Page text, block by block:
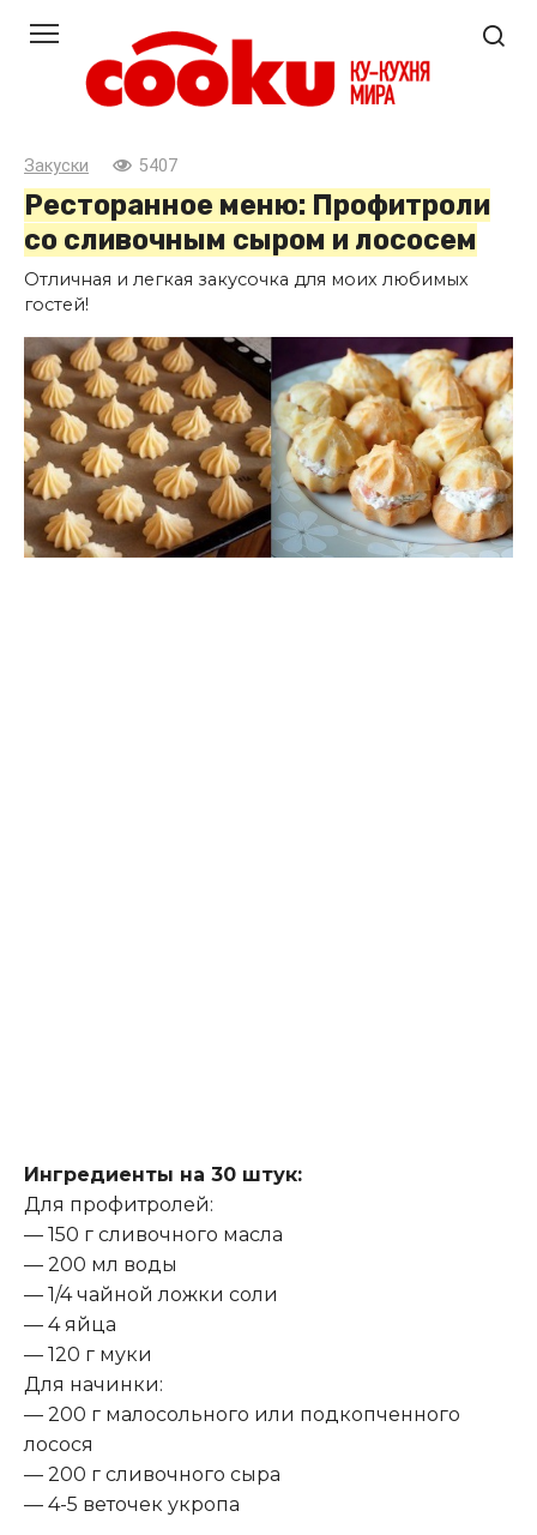
контенту
Закуски 5407
Ресторанное меню: Профитроли
со сливочным сыром и лососем
Отличная и легкая закусочка для моих любимых
гостей!
Ингредиенты на 30 штук:
Для профитролей:
— 150 г сливочного масла
— 200 мл воды
— 1/4 чайной ложки соли
— 4 яйца
— 120 г муки
Для начинки:
— 200 г малосольного или подкопченного
лосося
— 200 г сливочного сыра
— 4-5 веточек укропа